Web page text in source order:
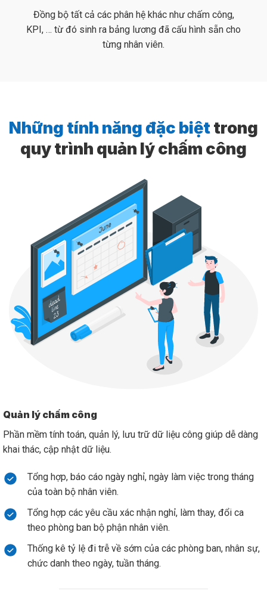
Đồng bộ tất cả các phân hệ khác như chấm công,
KPI, … từ đó sinh ra bảng lương đã cấu hình sẵn cho
từng nhân viên.
Những tính năng đặc biệttrong
quy trình quản lý chấm công
Quản lý chấm công
Phần mềm tính toán, quản lý, lưu trữ dữ liệu công giúp dễ dàng
khai thác, cập nhật dữ liệu.
Tổng hợp, báo cáo ngày nghỉ, ngày làm việc trong tháng
của toàn bộ nhân viên.
Tổng hợp các yêu cầu xác nhận nghỉ, làm thay, đổi ca
theo phòng ban bộ phận nhân viên.
Thống kê tỷ lệ đi trễ về sớm của các phòng ban, nhân sự,
chức danh theo ngày, tuần tháng.